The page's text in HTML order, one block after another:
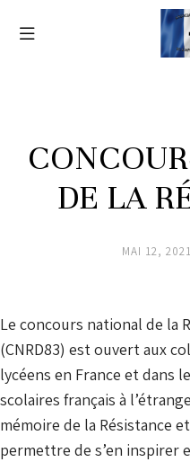
DE LA
MAI 12, 2021
Le concours national de la
(CNRD83) est ouvert aux
lycéens en France et dans
scolaires français à
mémoire de la Résistance
permettre de s’en inspirer